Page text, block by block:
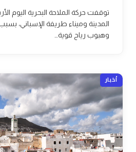
توقفت حركة الملاحة البحرية اليوم
المدينة وميناء طريفة الإسباني،
وهبوب رياح قوية…
أخبار